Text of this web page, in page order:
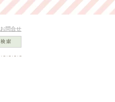
お問合せ